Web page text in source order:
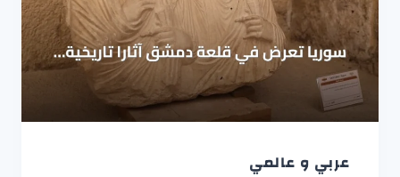
عربي و عالمي